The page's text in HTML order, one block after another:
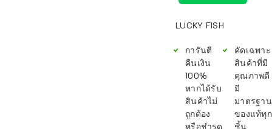
LUCKY FISH
การันตี
คืนเงิน
100%
หากได้รับ
สินค้าไม่
ถูกต้อง
หรือชำรุด
คัดเฉพาะ
สินค้าที่มี
คุณภาพดี
มี
มาตรฐาน
ของแท้ทุก
ชิ้น